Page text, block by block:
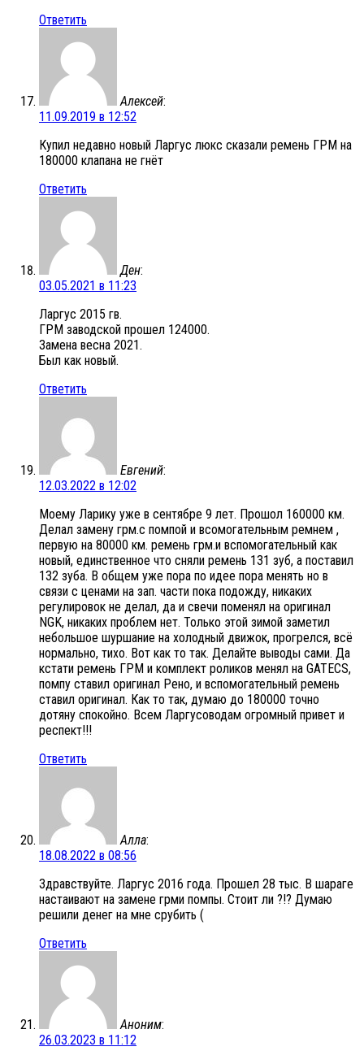
Ответить
Алексей:
11.09.2019 в 12:52
Купил недавно новый Ларгус люкс сказали ремень ГРМ на
180000 клапана не гнёт
Ответить
Ден:
03.05.2021 в 11:23
Ларгус 2015 гв.
ГРМ заводской прошел 124000.
Замена весна 2021.
Был как новый.
Ответить
Евгений:
12.03.2022 в 12:02
Моему Ларику уже в сентябре 9 лет. Прошол 160000 км.
Делал замену грм.с помпой и всомогательным ремнем ,
первую на 80000 км. ремень грм.и вспомогательный как
новый, единственное что сняли ремень 131 зуб, а поставил
132 зуба. В общем уже пора по идее пора менять но в
связи с ценами на зап. части пока подожду, никаких
регулировок не делал, да и свечи поменял на оригинал
NGK, никаких проблем нет. Только этой зимой заметил
небольшое шуршание на холодный движок, прогрелся, всё
нормально, тихо. Вот как то так. Делайте выводы сами. Да
кстати ремень ГРМ и комплект роликов менял на GATECS,
помпу ставил оригинал Рено, и вспомогательный ремень
ставил оригинал. Как то так, думаю до 180000 точно
дотяну спокойно. Всем Ларгусоводам огромный привет и
респект!!!
Ответить
Алла:
18.08.2022 в 08:56
Здравствуйте. Ларгус 2016 года. Прошел 28 тыс. В шараге
настаивают на замене грми помпы. Стоит ли ?!? Думаю
решили денег на мне срубить (
Ответить
Аноним:
26.03.2023 в 11:12